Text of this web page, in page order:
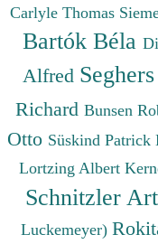
Carlyle Thomas
Bartók Béla
Alfred
Richard Bunsen
Otto Süskind Patrick
Lortzing Albert
Schnitzler
Luckemeyer)